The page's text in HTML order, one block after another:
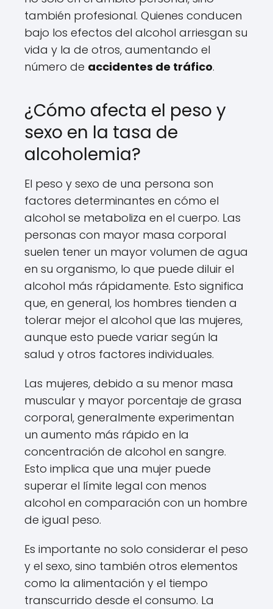
también profesional. Quienes conducen
bajo los efectos del alcohol arriesgan su
vida y la de otros, aumentando el
número de accidentes de tráfico.
¿Cómo afecta el peso y
sexo en la tasa de
alcoholemia?
El peso y sexo de una persona son
factores determinantes en cómo el
alcohol se metaboliza en el cuerpo. Las
personas con mayor masa corporal
suelen tener un mayor volumen de agua
en su organismo, lo que puede diluir el
alcohol más rápidamente. Esto significa
que, en general, los hombres tienden a
tolerar mejor el alcohol que las mujeres,
aunque esto puede variar según la
salud y otros factores individuales.
Las mujeres, debido a su menor masa
muscular y mayor porcentaje de grasa
corporal, generalmente experimentan
un aumento más rápido en la
concentración de alcohol en sangre.
Esto implica que una mujer puede
superar el límite legal con menos
alcohol en comparación con un hombre
de igual peso.
Es importante no solo considerar el peso
y el sexo, sino también otros elementos
como la alimentación y el tiempo
transcurrido desde el consumo. La